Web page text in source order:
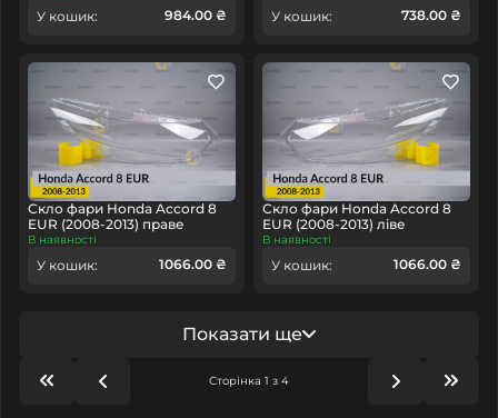
У кошик: 984.00 ₴ У кошик: 738.00 ₴
Скло фари Honda Accord 8
EUR (2008-2013) праве
В наявності
У кошик: 1066.00 ₴
Скло фари Honda Accord 8
EUR (2008-2013) ліве
В наявності
У кошик: 1066.00 ₴
Показати ще
Сторінка 1 з 4